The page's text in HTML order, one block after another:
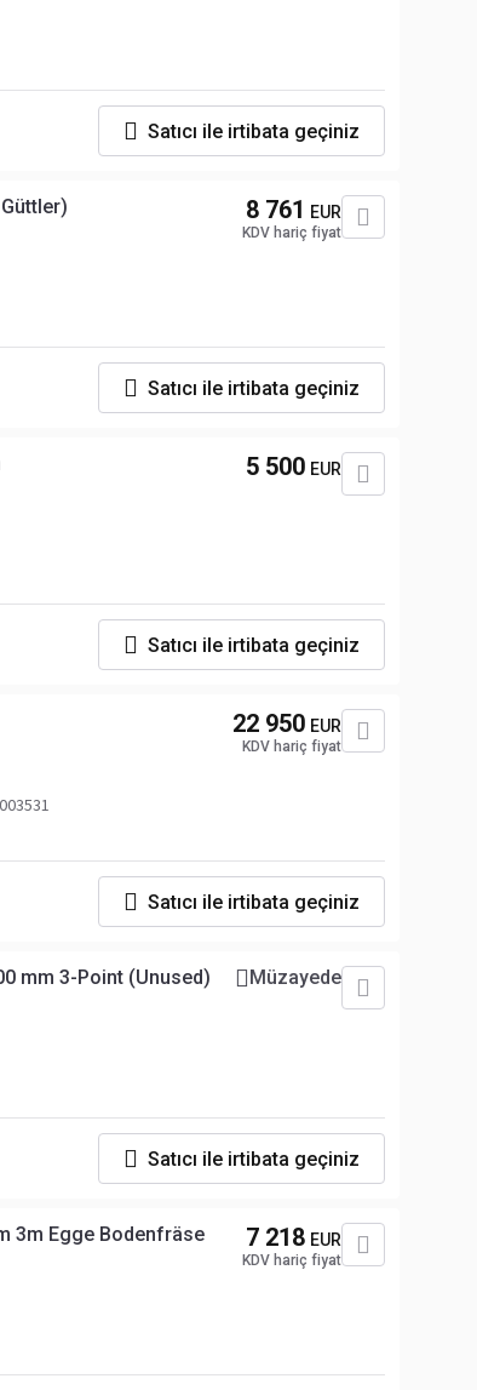
Satıcı ile irtibata geçiniz
8 761 EUR
KDV hariç fiyat
Satıcı ile irtibata geçiniz
5 500 EUR
Satıcı ile irtibata geçiniz
22 950 EUR
KDV hariç fiyat
Satıcı ile irtibata geçiniz
mm 3-Point (Unused)
Müzayede
Satıcı ile irtibata geçiniz
3m Egge Bodenfräse
7 218 EUR
KDV hariç fiyat